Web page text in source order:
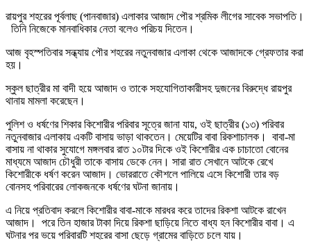
রায়পুর শহরের পূর্বলাছ (পানবাজার) এলাকার আজাদ পৌর শ্রমিক লীগের সাবেক সভাপতি।
তিনি নিজেকে মানবাধিকার নেতা বলেও পরিচয় দিতেন।
আজ বৃহস্পতিবার সন্ধ্যায় পৌর শহরের নতুনবাজার এলাকা থেকে আজাদকে গ্রেফতার করা
হয়।
স্কুল ছাত্রীর মা বাদী হয়ে আজাদ ও তাকে সহযোগিতাকারীসহ দুজনের বিরুদ্ধে রায়পুর
থানায় মামলা করেছেন।
পুলিশ ও ধর্ষণের শিকার কিশোরীর পরিবার সূত্রে জানা যায়, ওই ছাত্রীর (১৩) পরিবার
নতুনবাজার এলাকায় একটি বাসায় ভাড়া থাকতেন। মেয়েটির বাবা রিকশাচালক। বাবা-মা
বাসায় না থাকার সুযোগে মঙ্গলবার রাত ১০টার দিকে ওই কিশোরীর এক চাচাতো বোনের
মাধ্যমে আজাদ চৌধুরী তাকে বাসায় ডেকে নেন। সারা রাত সেখানে আটকে রেখে
কিশোরীকে ধর্ষণ করেন আজাদ। ভোররাতে কৌশলে পালিয়ে এসে কিশোরী তার বড়
বোনসহ পরিবারের লোকজনকে ধর্ষণের ঘটনা জানায়।
এ নিয়ে প্রতিবাদ করলে কিশোরীর বাবা-মাকে মারধর করে তাদের রিকশা আটকে রাখেন
আজাদ। পরে তিন হাজার টাকা দিয়ে রিকশা ছাড়িয়ে নিতে বাধ্য হন কিশোরীর বাবা। এ
ঘটনার পর ভয়ে পরিবারটি শহরের বাসা ছেড়ে গ্রামের বাড়িতে চলে যায়।